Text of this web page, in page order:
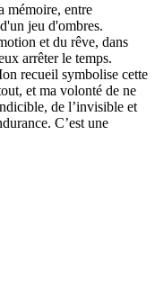
mémoire, entre
jeu d'ombres.
et du rêve, dans
arrêter le temps.
recueil symbolise cette
et ma volonté de ne
de l’invisible et
C’est une